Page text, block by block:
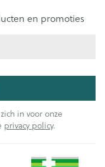
en promoties
in voor onze
privacy policy.